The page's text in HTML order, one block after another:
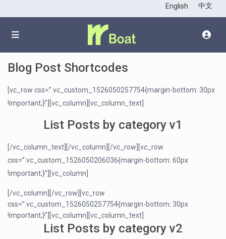
English 中文
Blog Post Shortcodes
[vc_row css=”.vc_custom_1526050257754{margin-bottom: 30px
!important;}”][vc_column][vc_column_text]
List Posts by category v1
[/vc_column_text][/vc_column][/vc_row][vc_row
css=”.vc_custom_1526050206036{margin-bottom: 60px
!important;}”][vc_column]
[/vc_column][/vc_row][vc_row
css=”.vc_custom_1526050257754{margin-bottom: 30px
!important;}”][vc_column][vc_column_text]
List Posts by category v2